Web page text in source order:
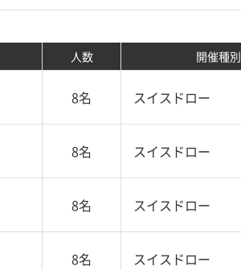
人数 開催種別
8名 スイスドロー
8名 スイスドロー
8名 スイスドロー
8名 スイスドロー